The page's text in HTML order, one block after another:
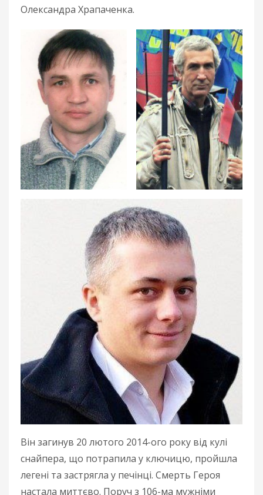
Олександра Храпаченка.
Він загинув 20 лютого 2014-ого року від кулі
снайпера, що потрапила у ключицю, пройшла
легені та застрягла у печінці. Смерть Героя
настала миттєво. Поруч з 106-ма мужніми